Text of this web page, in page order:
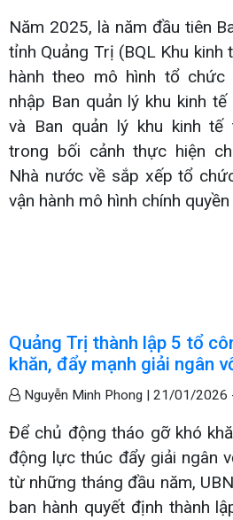
Năm 2025, là năm đầu tiên
tỉnh Quảng Trị (BQL Khu kinh
hành theo mô hình tổ
nhập Ban quản lý khu kinh
và Ban quản lý khu kinh tế
trong bối cảnh thực hiện
Nhà nước về sắp xếp tổ
vận hành mô hình chính
Quảng Trị thành lập 5 tổ
khăn, đẩy mạnh giải ngân
Nguyễn Minh Phong | 21/01/2026
Để chủ động tháo gỡ khó
động lực thúc đẩy giải ngân
từ những tháng đầu năm,
ban hành quyết định thành